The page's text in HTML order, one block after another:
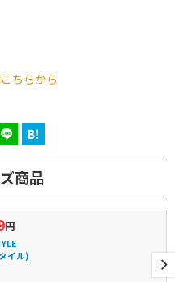
ちらから
商品
円
イル)